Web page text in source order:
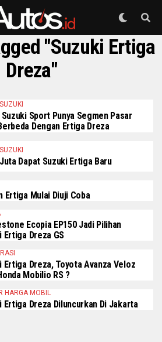
"Suzuki Ertiga
Dreza"
Sport Punya Segmen Pasar
Dengan Ertiga Dreza
Dapat Suzuki Ertiga Baru
Ertiga Mulai Diuji Coba
Ecopia EP150 Jadi Pilihan
Ertiga Dreza GS
Ertiga Dreza, Toyota Avanza Veloz
Mobilio RS ?
HARGA MOBIL
Ertiga Dreza Diluncurkan Di Jakarta